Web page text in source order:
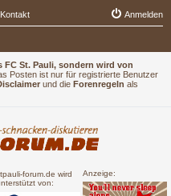
St. Pauli, sondern wird von
Posten ist nur für registrierte Benutzer
und die Forenregeln als
forum.de wird
von:
Anzeige:
Kontakt Anmelden